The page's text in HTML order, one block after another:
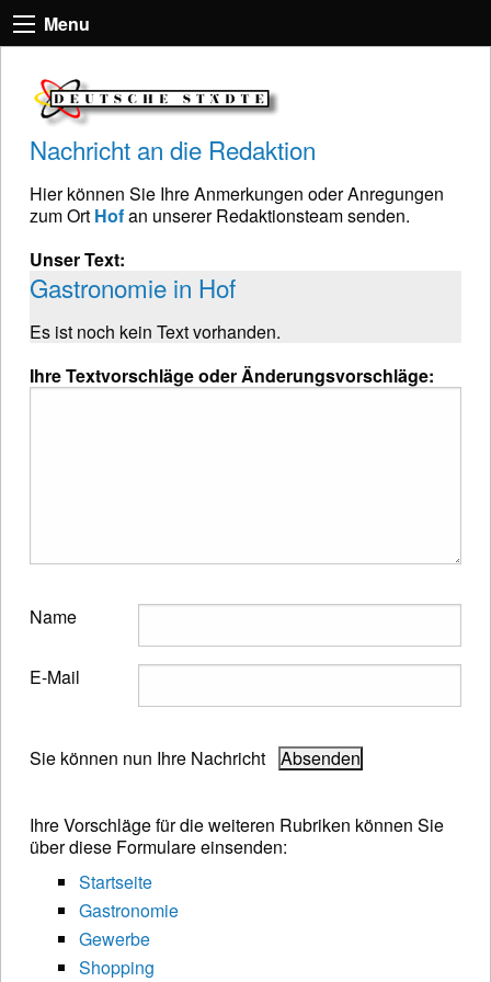
Menu
Nachricht an die Redaktion
Hier können Sie Ihre Anmerkungen oder Anregungen
zum Ort Hofan unserer Redaktionsteam senden.
Unser Text:
Gastronomie in Hof
Es ist noch kein Text vorhanden.
Ihre Textvorschläge oder Änderungsvorschläge:
Name
E-Mail
Sie können nun Ihre Nachricht
Ihre Vorschläge für die weiteren Rubriken können Sie
über diese Formulare einsenden:
Startseite
Gastronomie
Gewerbe
Shopping